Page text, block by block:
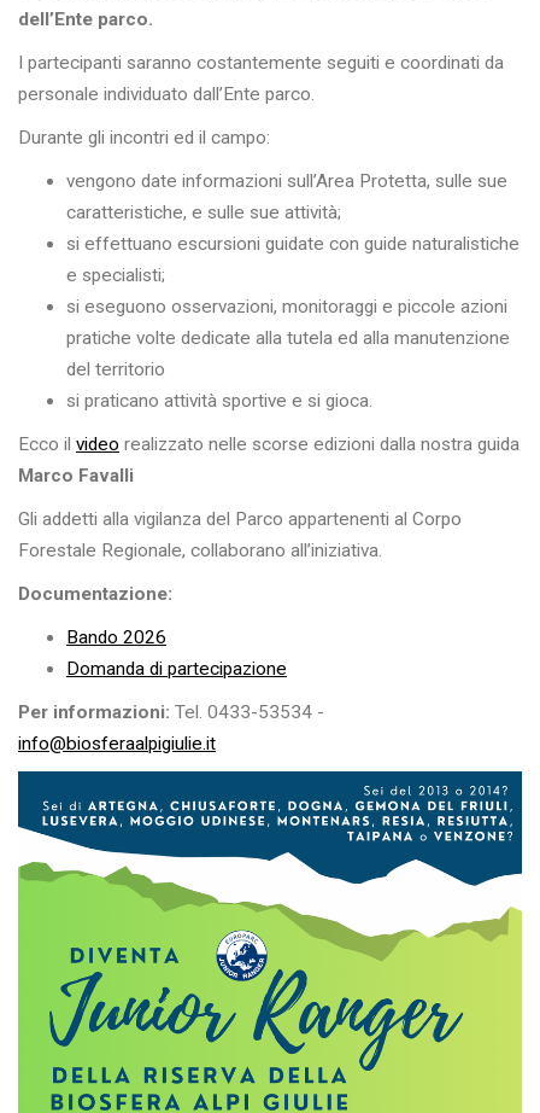
dell’Ente parco.
I partecipanti saranno costantemente seguiti e coordinati da
personale individuato dall’Ente parco.
Durante gli incontri ed il campo:
vengono date informazioni sull’Area Protetta, sulle sue
caratteristiche, e sulle sue attività;
si effettuano escursioni guidate con guide naturalistiche
e specialisti;
si eseguono osservazioni, monitoraggi e piccole azioni
pratiche volte dedicate alla tutela ed alla manutenzione
del territorio
si praticano attività sportive e si gioca.
Ecco il video realizzato nelle scorse edizioni dalla nostra guida
Marco Favalli
Gli addetti alla vigilanza del Parco appartenenti al Corpo
Forestale Regionale, collaborano all’iniziativa.
Documentazione:
Bando 2026
Domanda di partecipazione
Per informazioni: Tel. 0433-53534 -
info@biosferaalpigiulie.it